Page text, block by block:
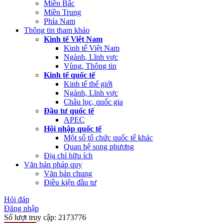
Miền Bắc
Miền Trung
Phía Nam
Thông tin tham khảo
Kinh tế Việt Nam
Kinh tế Việt Nam
Ngành, Lĩnh vực
Vùng, Thông tin
Kinh tế quốc tế
Kinh tế thế giới
Ngành, Lĩnh vực
Châu lục, quốc gia
Đầu tư quốc tế
APEC
Hội nhập quốc tế
Một số tổ chức quốc tế khác
Quan hệ song phương
Địa chỉ hữu ích
Văn bản pháp quy
Văn bản chung
Điều kiện đầu tư
Hỏi đáp
Đăng nhập
Số lượt truy cập: 2173776